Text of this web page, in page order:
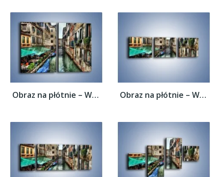
Obraz na płótnie – Wenecka uliczka w... Obraz na płótnie – Wenecka uliczka w...